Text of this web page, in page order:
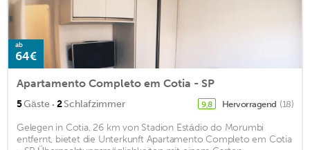
ab
64€
Apartamento Completo em Cotia - SP
5Gäste · 2Schlafzimmer 9,8 Hervorragend (18)
Gelegen in Cotia, 26 km von Stadion Estádio do Morumbi
entfernt, bietet die Unterkunft Apartamento Completo em Cotia